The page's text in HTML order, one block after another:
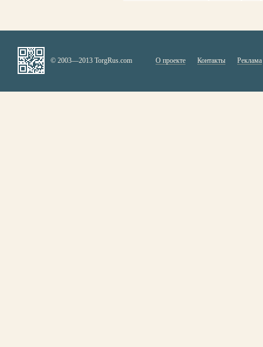
© 2003—2013 TorgRus.com О проекте Контакты Реклама